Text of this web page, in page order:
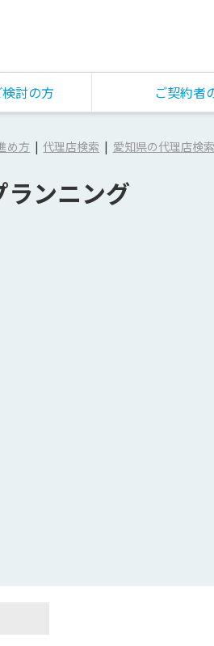
討の方 ご契約者
め方 代理店検索 愛知県の代理店検索
ンニング